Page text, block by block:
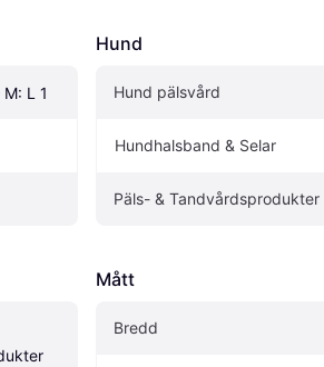
L 1
Hund
Hund pälsvård
Hundhalsband & Selar
Päls- & Tandvårdsprodukter
Mått
Bredd